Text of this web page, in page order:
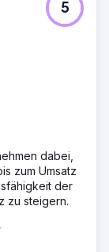
5
dabei,
zum Umsatz
der
zu steigern.